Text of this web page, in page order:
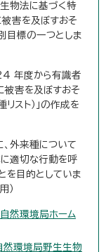
物法に基づく特
害を及ぼすおそ
目標の一つとしま
年度から有識者
被害を及ぼすおそ
スト）」の作成を
、外来種について
適切な行動を呼
を目的としていま
）
自然環境局ホーム
然環境局野生生物